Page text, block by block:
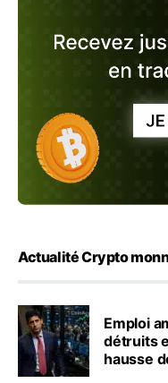
Actualité Crypto
Emploi
détruits
hausse